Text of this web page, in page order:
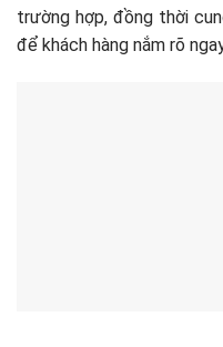
trường hợp, đồng thời
để khách hàng nắm rõ